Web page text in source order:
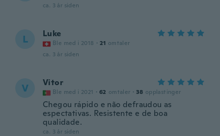
ca. 3 år siden
L Luke
Ble med i 2018 · 21 omtaler
ca. 3 år siden
V Vitor
Ble med i 2021 · 62 omtaler · 38 opplastinger
Chegou rápido e não defraudou as
espectativas. Resistente e de boa
qualidade.
ca. 3 år siden